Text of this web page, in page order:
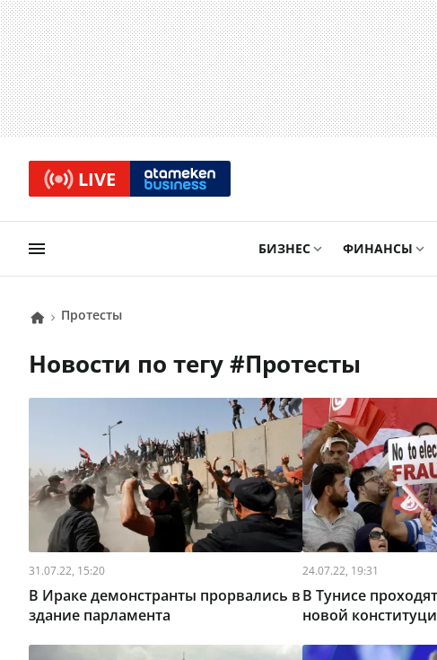
LIVE
БИЗНЕС ФИНАНСЫ
Протесты
Новости по тегу # Протесты
31.07.22, 15:20
В Ираке демонстранты прорвались в
здание парламента
24.07.22, 19:31
В Тунисе
новой